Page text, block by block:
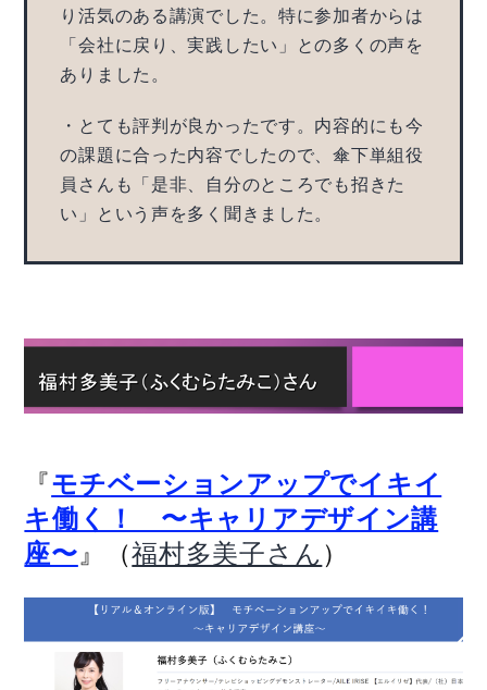
り活気のある講演でした。特に参加者からは
「会社に戻り、実践したい」との多くの声を
ありました。
・とても評判が良かったです。内容的にも今
の課題に合った内容でしたので、傘下単組役
員さんも「是非、自分のところでも招きた
い」という声を多く聞きました。
『モチベーションアップでイキイ
キ働く！ 〜キャリアデザイン講
座〜 』（福村多美子さん ）